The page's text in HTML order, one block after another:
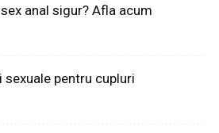
anal sigur? Afla acum
sexuale pentru cupluri